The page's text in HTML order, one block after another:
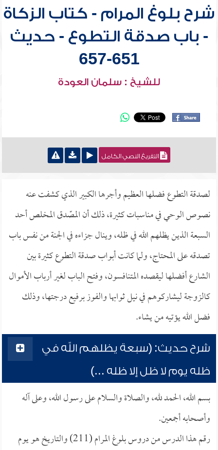
شرح بلوغ المرام - كتاب الزكاة
- باب صدقة التطوع - حديث
651-657
للشيخ : سلمان العودة
التفريغ النصي الكامل
لصدقة التطوع فضلها العظيم وأجرها الكبير الذي كشفت عنه
نصوص الوحي في مناسبات كثيرة، ذلك أن المصّدق المخلص أحد
السبعة الذين يظلهم الله في ظله، وينال جزاءه في الجنة من نفس باب
تصدقه على المحتاج، ولما كانت أبواب صدقة التطوع كثيرة بين
الشارع أفضلها ليقصده المتنافسون، وفتح الباب لغير أرباب الأموال
كالزوجة ليشاركوهم في نيل ثوابها والفوز برفيع درجتها، وذلك
فضل الله يؤتيه من يشاء.
شرح حديث: (سبعة يظلهم الله في
ظله يوم لا ظل إلا ظله ...)
بسم الله، الحمد لله، والصلاة والسلام على رسول الله، وعلى آله
وأصحابه أجمعين.
رقم هذا الدرس من دروس بلوغ المرام (211) والتاريخ هو يوم